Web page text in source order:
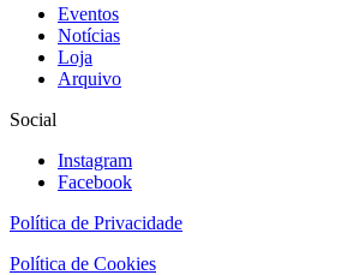
Eventos
Notícias
Loja
Arquivo
Social
Instagram
Facebook
Política de Privacidade
Política de Cookies